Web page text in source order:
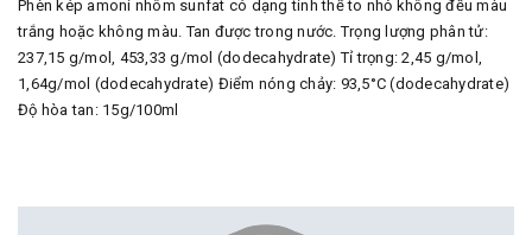
Phèn kép amoni nhôm sunfat có dạng tinh thể to nhỏ không đều màu
trắng hoặc không màu. Tan được trong nước. Trọng lượng phân tử:
237,15 g/mol, 453,33 g/mol (dodecahydrate) Tỉ trọng: 2,45 g/mol,
1,64g/mol (dodecahydrate) Điểm nóng chảy: 93,5°C (dodecahydrate)
Độ hòa tan: 15g/100ml